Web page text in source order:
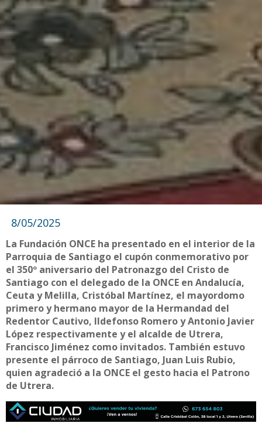
8/05/2025
La Fundación ONCE ha presentado en el interior de la
Parroquia de Santiago el cupón conmemorativo por
el 350º aniversario del Patronazgo del Cristo de
Santiago con el delegado de la ONCE en Andalucía,
Ceuta y Melilla, Cristóbal Martínez, el mayordomo
primero y hermano mayor de la Hermandad del
Redentor Cautivo, Ildefonso Romero y Antonio Javier
López respectivamente y el alcalde de Utrera,
Francisco Jiménez como invitados. También estuvo
presente el párroco de Santiago, Juan Luis Rubio,
quien agradeció a la ONCE el gesto hacia el Patrono
de Utrera.